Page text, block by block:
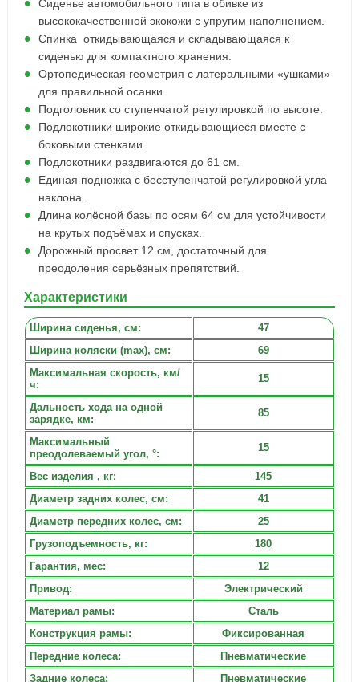
Сиденье автомобильного типа в обивке из
высококачественной экокожи с упругим наполнением.
Спинка откидывающаяся и складывающаяся к
сиденью для компактного хранения.
Ортопедическая геометрия с латеральными «ушками»
для правильной осанки.
Подголовник со ступенчатой регулировкой по высоте.
Подлокотники широкие откидывающиеся вместе с
боковыми стенками.
Подлокотники раздвигаются до 61 см.
Единая подножка с бесступенчатой регулировкой угла
наклона.
Длина колёсной базы по осям 64 см для устойчивости
на крутых подъёмах и спусках.
Дорожный просвет 12 см, достаточный для
преодоления серьёзных препятствий.
Характеристики
Ширина сиденья, cм:
47
Ширина коляски (max), см:
69
Максимальная скорость, км/
ч:
15
Дальность хода на одной
зарядке, км:
85
Максимальный
преодолеваемый угол, °:
15
Вес изделия , кг:
145
Диаметр задних колес, см:
41
Диаметр передних колес, см:
25
Грузоподъемность, кг:
180
Гарантия, мес:
12
Привод:
Электрический
Материал рамы:
Сталь
Конструкция рамы:
Фиксированная
Передние колеса:
Пневматические
Задние колеса:
Пневматические